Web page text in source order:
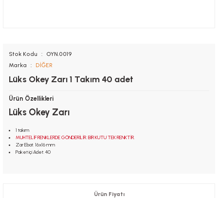
Stok Kodu
OYN.0019
Marka
DİĞER
Lüks Okey Zarı 1 Takım 40 adet
Ürün Özellikleri
Lüks Okey Zarı
1 takım
MUHTELİF RENKLERDE GÖNDERİLİR. BİR KUTU TEK RENKTİR.
Zar Ebat. 16x16 mm
Paket içi Adet. 40
Ürün Fiyatı